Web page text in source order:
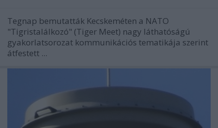
Tegnap bemutatták Kecskeméten a NATO
"Tigristalálkozó" (Tiger Meet) nagy láthatóságú
gyakorlatsorozat kommunikációs tematikája szerint
átfestett ...